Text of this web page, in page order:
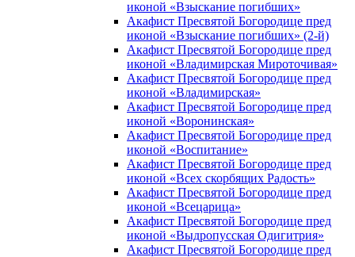
иконой «Взыскание погибших»
Акафист Пресвятой Богородице пред
иконой «Взыскание погибших» (2-й)
Акафист Пресвятой Богородице пред
иконой «Владимирская Мироточивая»
Акафист Пресвятой Богородице пред
иконой «Владимирская»
Акафист Пресвятой Богородице пред
иконой «Воронинская»
Акафист Пресвятой Богородице пред
иконой «Воспитание»
Акафист Пресвятой Богородице пред
иконой «Всех скорбящих Радость»
Акафист Пресвятой Богородице пред
иконой «Всецарица»
Акафист Пресвятой Богородице пред
иконой «Выдропусская Одигитрия»
Акафист Пресвятой Богородице пред